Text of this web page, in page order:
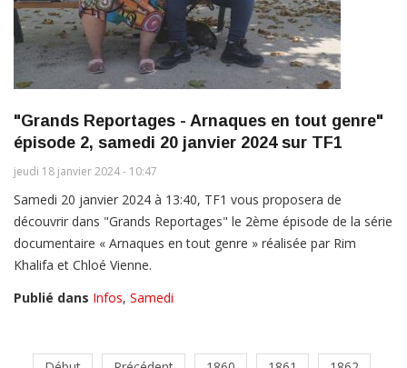
"Grands Reportages - Arnaques en tout genre"
épisode 2, samedi 20 janvier 2024 sur TF1
jeudi 18 janvier 2024 - 10:47
Samedi 20 janvier 2024 à 13:40, TF1 vous proposera de
découvrir dans "Grands Reportages" le 2ème épisode de la série
documentaire « Arnaques en tout genre » réalisée par Rim
Khalifa et Chloé Vienne.
Publié dans Infos, Samedi